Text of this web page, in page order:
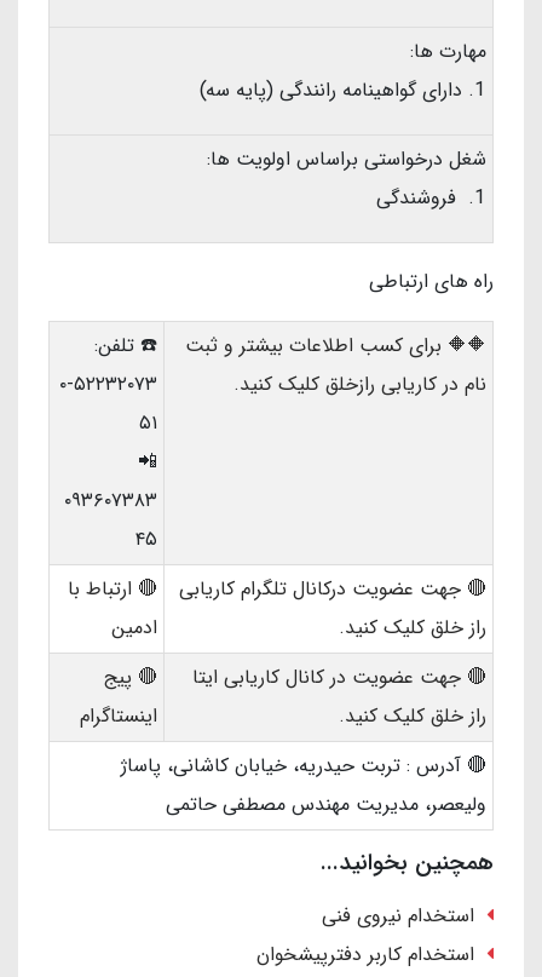
مهارت ها:
دارای گواهینامه رانندگی (پایه سه)
شغل درخواستی براساس اولویت ها:
فروشندگی
راه های ارتباطی
🔶🔶 برای کسب اطلاعات بیشتر و ثبت
نام در کاریابی رازخلق کلیک کنید.
☎️ تلفن:
۵۲۲۳۲۰۷۳-۰
۵۱
📲
۰۹۳۶۰۷۳۸۳
۴۵
🔴 جهت عضویت درکانال تلگرام کاریابی
راز خلق کلیک کنید.
🔴 ارتباط با
ادمین
🔴 جهت عضویت در کانال کاریابی ایتا
راز خلق کلیک کنید.
🔴 پیج
اینستاگرام
🔴 آدرس : تربت حیدریه، خیابان کاشانی، پاساژ
ولیعصر، مدیریت مهندس مصطفی حاتمی
همچنین بخوانید...
استخدام نیروی فنی
استخدام کاربر دفترپیشخوان